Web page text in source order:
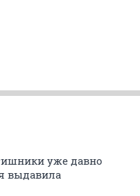
уже давно
выдавила